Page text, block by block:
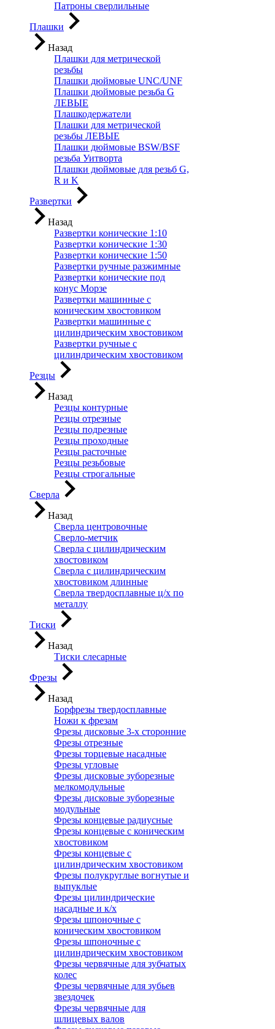
Патроны сверлильные
Плашки
Назад
Плашки для метрической
резьбы
Плашки дюймовые UNC/UNF
Плашки дюймовые резьба G
ЛЕВЫЕ
Плашкодержатели
Плашки для метрической
резьбы ЛЕВЫЕ
Плашки дюймовые BSW/BSF
резьба Уитворта
Плашки дюймовые для резьб G,
R и K
Развертки
Назад
Развертки конические 1:10
Развертки конические 1:30
Развертки конические 1:50
Развертки ручные разжимные
Развертки конические под
конус Морзе
Развертки машинные с
коническим хвостовиком
Развертки машинные с
цилиндрическим хвостовиком
Развертки ручные с
цилиндрическим хвостовиком
Резцы
Назад
Резцы контурные
Резцы отрезные
Резцы подрезные
Резцы проходные
Резцы расточные
Резцы резьбовые
Резцы строгальные
Сверла
Назад
Сверла центровочные
Сверло-метчик
Сверла с цилиндрическим
хвостовиком
Сверла с цилиндрическим
хвостовиком длинные
Сверла твердосплавные ц/х по
металлу
Тиски
Назад
Тиски слесарные
Фрезы
Назад
Борфрезы твердосплавные
Ножи к фрезам
Фрезы дисковые 3-х сторонние
Фрезы отрезные
Фрезы торцевые насадные
Фрезы угловые
Фрезы дисковые зуборезные
мелкомодульные
Фрезы дисковые зуборезные
модульные
Фрезы концевые радиусные
Фрезы концевые с коническим
хвостовиком
Фрезы концевые с
цилиндрическим хвостовиком
Фрезы полукруглые вогнутые и
выпуклые
Фрезы цилиндрические
насадные и к/х
Фрезы шпоночные с
коническим хвостовиком
Фрезы шпоночные с
цилиндрическим хвостовиком
Фрезы червячные для зубчатых
колес
Фрезы червячные для зубьев
звездочек
Фрезы червячные для
шлицевых валов